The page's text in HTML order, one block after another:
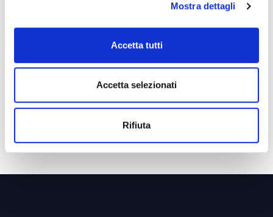
Mostra dettagli
Accetta tutti
Accetta selezionati
Rifiuta
Accettazione Privacy*
Invia